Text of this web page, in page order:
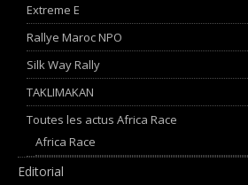
Extreme E
Rallye Maroc NPO
Silk Way Rally
TAKLIMAKAN
Toutes les actus Africa Race
Africa Race
Editorial